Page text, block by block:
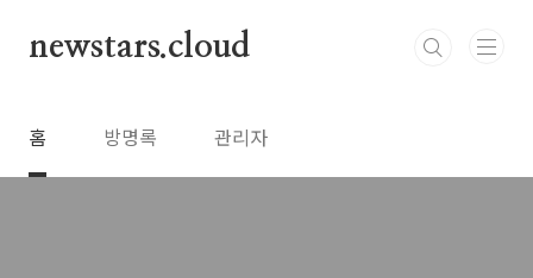
newstars.cloud
홈 방명록 관리자